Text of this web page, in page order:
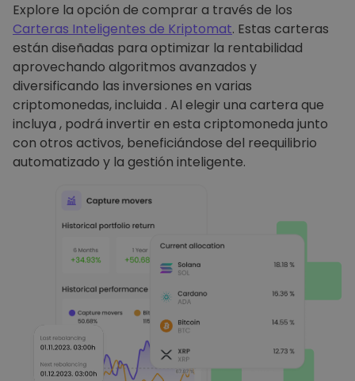
Explore la opción de comprar a través de los
Carteras Inteligentes de Kriptomat. Estas carteras
están diseñadas para optimizar la rentabilidad
aprovechando algoritmos avanzados y
diversificando las inversiones en varias
criptomonedas, incluida . Al elegir una cartera que
incluya , podrá invertir en esta criptomoneda junto
con otros activos, beneficiándose del reequilibrio
automatizado y la gestión inteligente.